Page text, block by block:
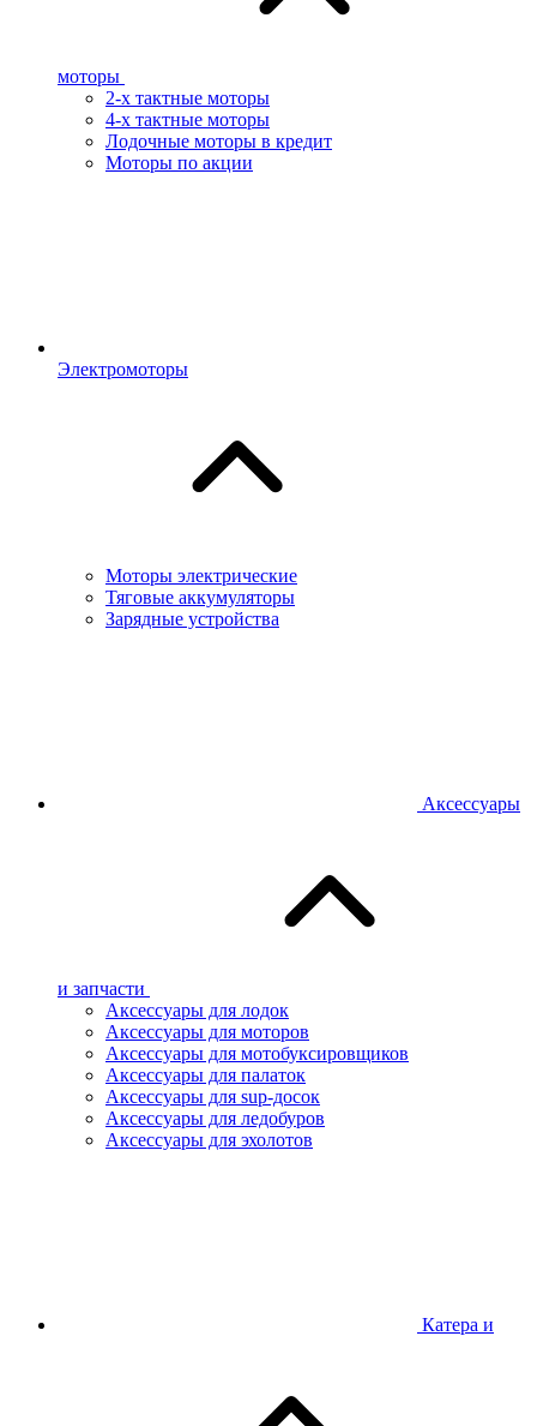
моторы
2-х тактные моторы
4-х тактные моторы
Лодочные моторы в кредит
Моторы по акции
Электромоторы
Моторы электрические
Тяговые аккумуляторы
Зарядные устройства
Аксессуары
и запчасти
Аксессуары для лодок
Аксессуары для моторов
Аксессуары для мотобуксировщиков
Аксессуары для палаток
Аксессуары для sup-досок
Аксессуары для ледобуров
Аксессуары для эхолотов
Катера и